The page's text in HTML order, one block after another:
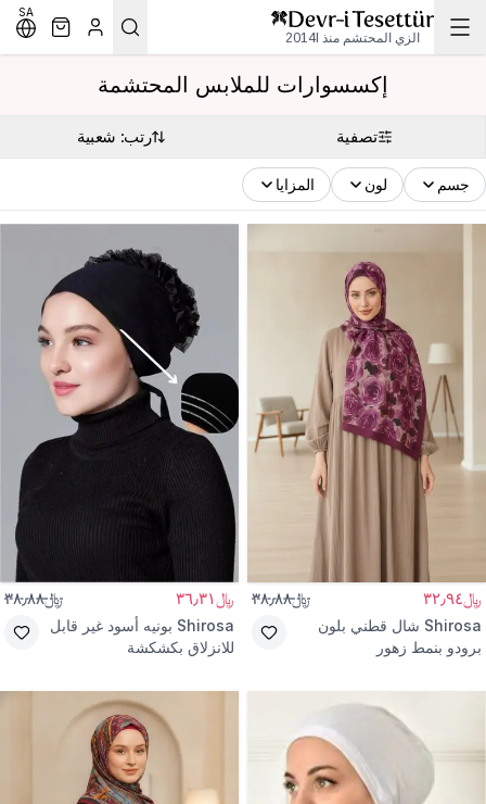
الزي المحتشم منذ 2014l
SA
إكسسوارات للملابس المحتشمة
تصفية رتب: شعبية
جسم لون المزايا
﷼٣٢٫٩٤ ﷼٣٨٫٨٨
Shirosa شال قطني بلون
برودو بنمط زهور
﷼٣٦٫٣١ ﷼٣٨٫٨٨
Shirosa بونيه أسود غير قابل
للانزلاق بكشكشة